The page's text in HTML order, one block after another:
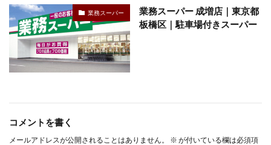
業務スーパー
業務スーパー 成増店｜東京都
板橋区｜駐車場付きスーパー
コメントを書く
メールアドレスが公開されることはありません。 ※ が付いている欄は必須項